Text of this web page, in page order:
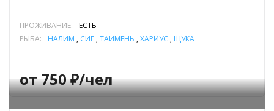
Артай, а в монгольских - Алтан-нуур. История освоения
территории озера насчитывает тысячелетия, здесь
большое количество памятников и свидетельств различных
и культурного наследия ЮНЕСКО. Длина озера составляет
77.8 км, при максимальной ширине 5.2 км. Средняя ширина –
ПРОЖИВАНИЕ:
ЕСТЬ
РЫБА:
НАЛИМ , СИГ ,ТАЙМЕНЬ ,ХАРИУС , ЩУКА
от 750 ₽/чел